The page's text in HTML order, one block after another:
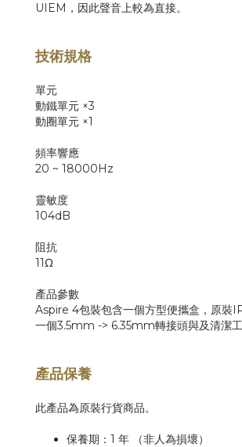
UIEM，因此聲音上較為直接。
技術規格
單元
動鐵單元 ×3
動圈單元 ×1
頻率響應
20 ~ 18000Hz
靈敏度
104dB
阻抗
11Ω
產品參數
Aspire 4包裝包含一個方型便攜盒，原裝
一個3.5mm -> 6.35mm轉接頭與及清潔
產品保養
此產品為原裝行貨商品。
保養期：1 年 （非人為損壞）